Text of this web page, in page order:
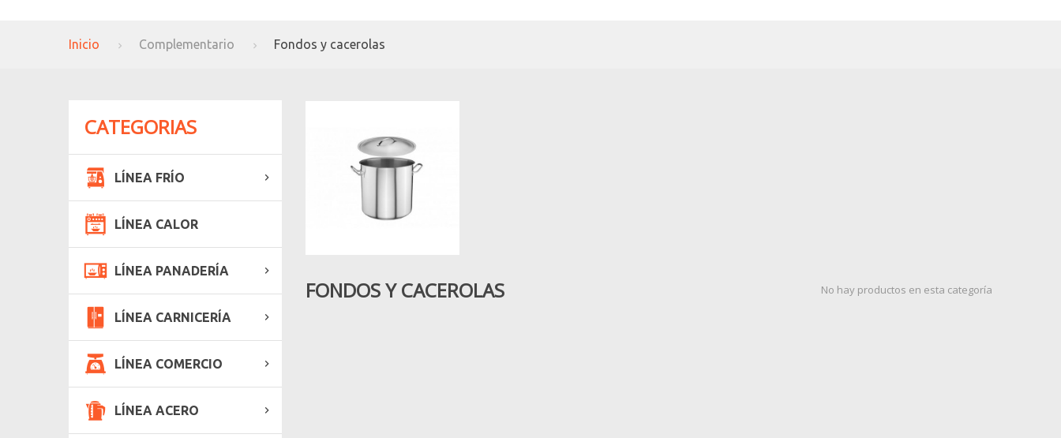
Inicio Complementario Fondos y cacerolas
FONDOS Y CACEROLAS No hay productos en esta categoría
CATEGORIAS
LÍNEA FRÍO
LÍNEA CALOR
LÍNEA PANADERÍA
LÍNEA CARNICERÍA
LÍNEA COMERCIO
LÍNEA ACERO